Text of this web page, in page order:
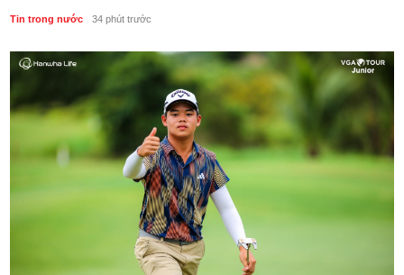
Tin trong nước 34 phút trước